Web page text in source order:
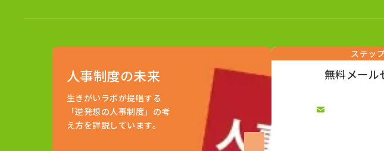
人事制度の未来
生きがいラボが提唱する
「逆発想の人事制度」の考
え方を詳説しています。
ステッ
無料メール